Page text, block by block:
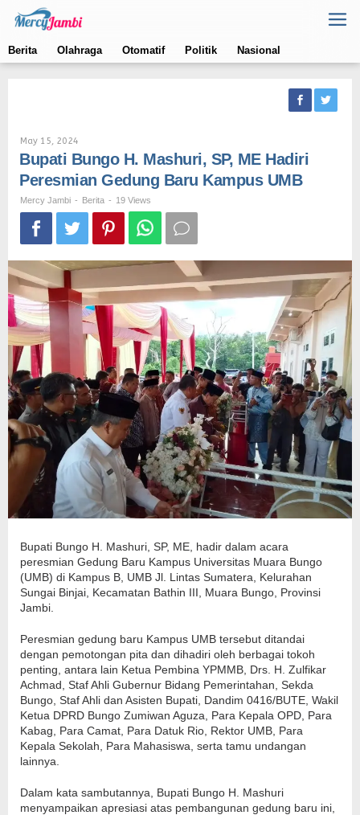
content
Berita
Olahraga Otomatif Politik Nasional
May 15, 2024
Jambi
Bupati Bungo H. Mashuri, SP, ME Hadiri
Peresmian Gedung Baru Kampus UMB
Mercy Jambi - Berita - 19 Views
Bupati Bungo H. Mashuri, SP, ME, hadir dalam acara
peresmian Gedung Baru Kampus Universitas Muara Bungo
(UMB) di Kampus B, UMB Jl. Lintas Sumatera, Kelurahan
Sungai Binjai, Kecamatan Bathin III, Muara Bungo, Provinsi
Jambi.
Peresmian gedung baru Kampus UMB tersebut ditandai
dengan pemotongan pita dan dihadiri oleh berbagai tokoh
penting, antara lain Ketua Pembina YPMMB, Drs. H. Zulfikar
Achmad, Staf Ahli Gubernur Bidang Pemerintahan, Sekda
Bungo, Staf Ahli dan Asisten Bupati, Dandim 0416/BUTE, Wakil
Ketua DPRD Bungo Zumiwan Aguza, Para Kepala OPD, Para
Kabag, Para Camat, Para Datuk Rio, Rektor UMB, Para
Kepala Sekolah, Para Mahasiswa, serta tamu undangan
lainnya.
Dalam kata sambutannya, Bupati Bungo H. Mashuri
menyampaikan apresiasi atas pembangunan gedung baru ini,